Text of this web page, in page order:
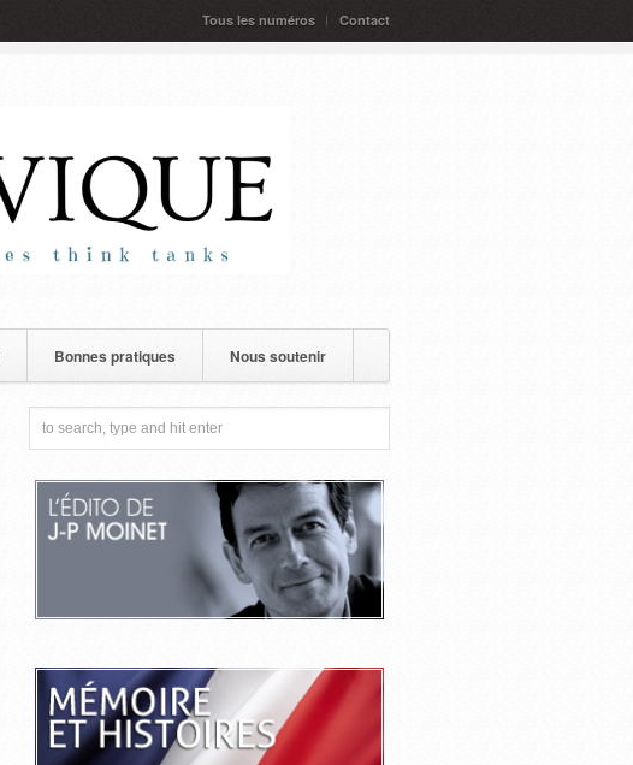
Tous les numéros Contact
Bonnes pratiques Nous soutenir